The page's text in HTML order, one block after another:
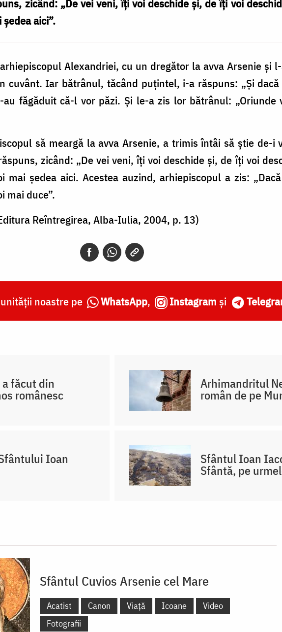
zicând: „De vei veni, îți voi deschide și, de îți voi
aici”.
Alexandriei, cu un dregător la avva Arsenie și
cuvânt. Iar bătrânul, tăcând puțintel, i-a răspuns: „Și
făgăduit că-l vor păzi. Și le-a zis lor bătrânul: „Oriunde
să meargă la avva Arsenie, a trimis întâi să știe de-i
zicând: „De vei veni, îți voi deschide și, de îți voi
mai ședea aici. Acestea auzind, arhiepiscopul a zis:
mai duce”.
Reîntregirea, Alba-Iulia, 2004, p. 13)
noastre pe WhatsApp, Instagram și
făcut din
românesc
Arhimandritul
român de pe
Ioan Sfântul Ioan
Sfântă, pe
Sfântul Cuvios Arsenie cel Mare
Acatist Canon Viață Icoane
Video
Fotografii